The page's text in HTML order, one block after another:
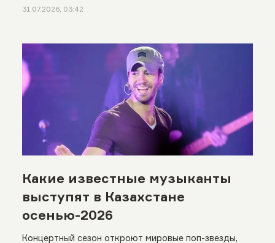
31.07.2026, 03:42
Какие известные музыканты
выступят в Казахстане
осенью-2026
Концертный сезон откроют мировые поп-звезды,